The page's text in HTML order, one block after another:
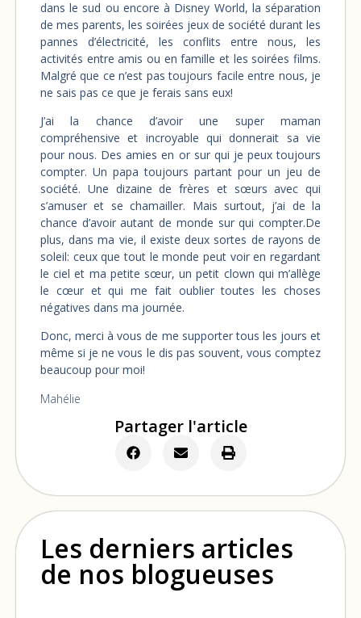
dans le sud ou encore à Disney World, la séparation
de mes parents, les soirées jeux de société durant les
pannes d’électricité, les conflits entre nous, les
activités entre amis ou en famille et les soirées films.
Malgré que ce n’est pas toujours facile entre nous, je
ne sais pas ce que je ferais sans eux!
J’ai la chance d’avoir une super maman
compréhensive et incroyable qui donnerait sa vie
pour nous. Des amies en or sur qui je peux toujours
compter. Un papa toujours partant pour un jeu de
société. Une dizaine de frères et sœurs avec qui
s’amuser et se chamailler. Mais surtout, j’ai de la
chance d’avoir autant de monde sur qui compter.De
plus, dans ma vie, il existe deux sortes de rayons de
soleil: ceux que tout le monde peut voir en regardant
le ciel et ma petite sœur, un petit clown qui m’allège
le cœur et qui me fait oublier toutes les choses
négatives dans ma journée.
Donc, merci à vous de me supporter tous les jours et
même si je ne vous le dis pas souvent, vous comptez
beaucoup pour moi!
Mahélie
Partager l'article
Les derniers articles
de nos blogueuses